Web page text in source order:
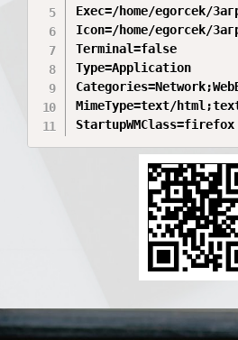
Exec=/home/egorcek/
Icon=/home/egorcek/
Terminal=false
Type=Application
MimeType=text/
StartupWMClass=firefox